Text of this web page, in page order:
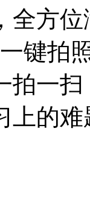
全方
键拍
拍一
上的